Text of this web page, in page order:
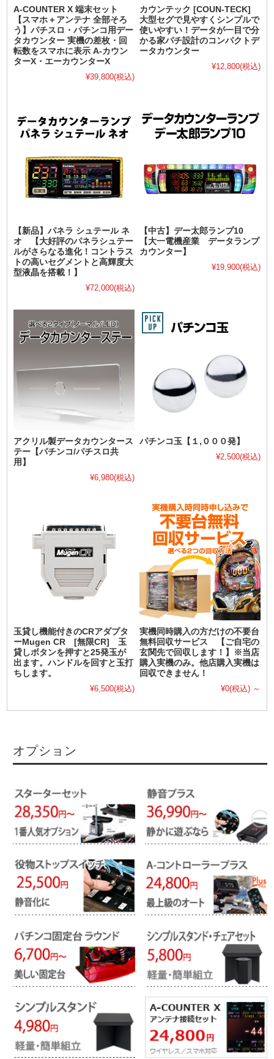
A-COUNTER X 端末セット
【スマホ＋アンテナ 全部そろ
う】パチスロ・パチンコ用デー
タカウンター 実機の差枚・回
転数をスマホに表示 A-カウン
ターX・エーカウンターX
¥39,800(税込)
カウンテック [COUN-TECK]
大型セグで見やすくシンプルで
使いやすい！データが一目で分
かる家パチ設計のコンパクトデ
ータカウンター
¥12,800(税込)
【新品】パネラ シュテール ネ
オ 【大好評のパネラシュテー
ルがさらなる進化！コントラス
トの高いセグメントと高輝度大
型液晶を搭載！】
¥72,000(税込)
【中古】デー太郎ランプ10
【大一電機産業 データランプ
カウンター】
¥19,900(税込)
アクリル製データカウンタース
テー【パチンコ/パチスロ共
用】
¥6,980(税込)
パチンコ玉【１,０００発】
¥2,500(税込)
玉貸し機能付きのCRアダプタ
ーMugen CR [無限CR] 玉
貸しボタンを押すと25発玉が
出ます。ハンドルを回すと玉打
ちします。
¥6,500(税込)
実機同時購入の方だけの不要台
無料回収サービス 【ご自宅の
玄関先で回収します！】※当店
購入実機のみ。他店購入実機は
回収できません！
¥0(税込) ～
オプション